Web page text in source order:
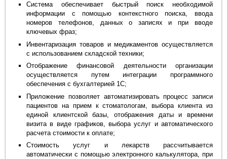
Система обеспечивает быстрый поиск необходимой
информации с помощью контекстного поиска, ввода
номеров телефонов, данных о записях и при вводе
ключевых фраз;
Инвентаризация товаров и медикаментов осуществляется
с использованием складской техники;
Отображение финансовой деятельности организации
осуществляется путем интеграции программного
обеспечения с бухгалтерией 1С;
Приложение позволяет автоматизировать процесс записи
пациентов на прием к стоматологам, выбора клиента из
единой клиентской базы, отображения даты и времени
визита в виде графиков, выбора услуг и автоматического
расчета стоимости к оплате;
Стоимость услуг и лекарств рассчитывается
автоматически с помощью электронного калькулятора, при